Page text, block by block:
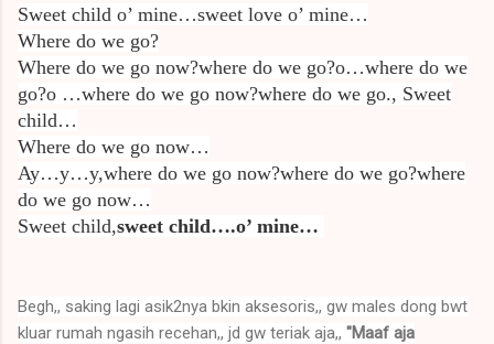
Sweet child o’ mine…sweet love o’ mine…
Where do we go?
Where do we go now?where do we go?o…where do we
go?o …where do we go now?where do we go., Sweet
child…
Where do we go now…
Ay…y…y,where do we go now?where do we go?where
do we go now…
Sweet child,sweet child….o’ mine…
Begh,, saking lagi asik2nya bkin aksesoris,, gw males dong bwt
kluar rumah ngasih recehan,, jd gw teriak aja,, "Maaf aja